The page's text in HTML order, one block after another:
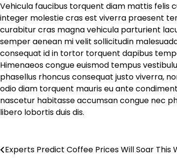
Vehicula faucibus torquent diam mattis felis
integer molestie cras est viverra praesent
curabitur cras magna vehicula parturient
semper aenean mi velit sollicitudin
consequat id in tortor torquent dapibus
Himenaeos congue euismod tempus
phasellus rhoncus consequat justo viverra,
odio diam torquent mauris eu ante
nascetur habitasse accumsan congue nec
libero lobortis duis dis.
Post
Experts Predict Coffee Prices Will Soar This